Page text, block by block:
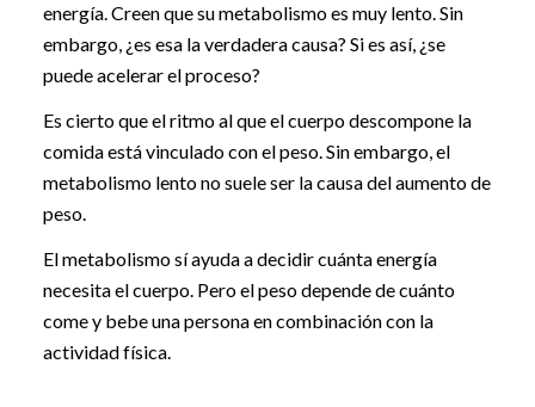
energía. Creen que su metabolismo es muy lento. Sin
embargo, ¿es esa la verdadera causa? Si es así, ¿se
puede acelerar el proceso?
Es cierto que el ritmo al que el cuerpo descompone la
comida está vinculado con el peso. Sin embargo, el
metabolismo lento no suele ser la causa del aumento de
peso.
El metabolismo sí ayuda a decidir cuánta energía
necesita el cuerpo. Pero el peso depende de cuánto
come y bebe una persona en combinación con la
actividad física.